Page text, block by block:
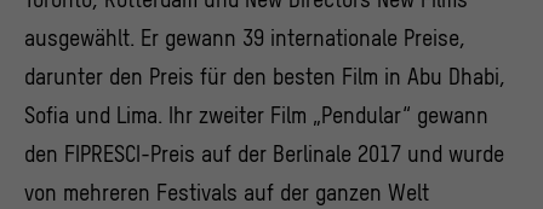
ausgewählt. Er gewann 39 internationale Preise,
darunter den Preis für den besten Film in Abu Dhabi,
Sofia und Lima. Ihr zweiter Film „Pendular“ gewann
den FIPRESCI-Preis auf der Berlinale 2017 und wurde
von mehreren Festivals auf der ganzen Welt